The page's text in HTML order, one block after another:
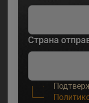
Страна